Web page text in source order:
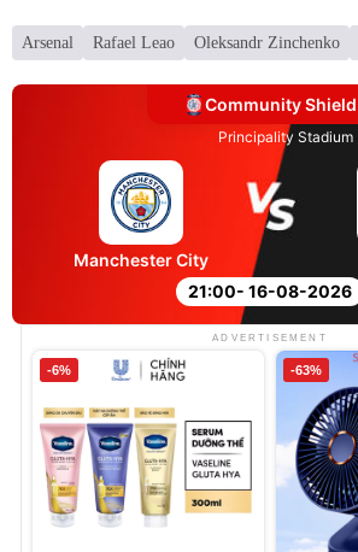
Arsenal Rafael Leao Oleksandr Zinchenko
Community Shield
Principality Stadium
21:00- 16-08-2026
Manchester City
ADVERTISEMENT
-6% -63%